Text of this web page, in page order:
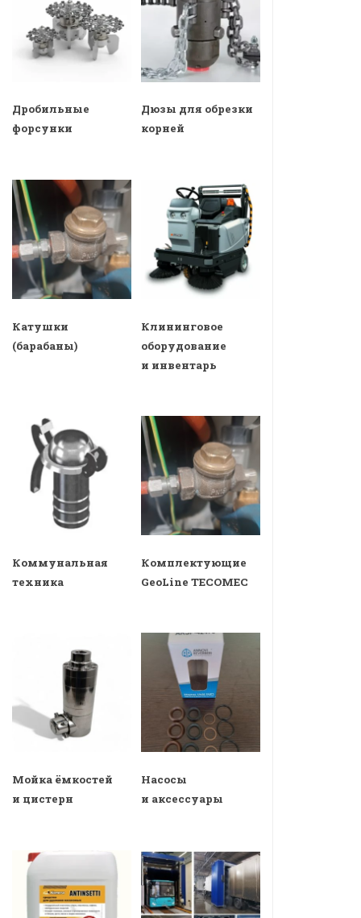
Дробильные
форсунки
Дюзы для обрезки
корней
Катушки
(барабаны)
Клининговое
оборудование
и инвентарь
Коммунальная
техника
Комплектующие
GeoLine TECOMEC
Мойка ёмкостей
и цистерн
Насосы
и аксессуары